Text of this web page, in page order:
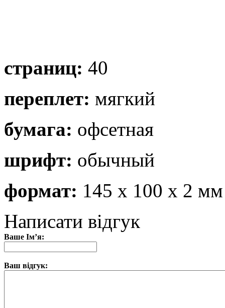
страниц: 40
переплет: мягкий
бумага: офсетная
шрифт: обычный
формат: 145 х 100 х 2 мм
Написати відгук
Ваше Ім’я:
Ваш відгук: